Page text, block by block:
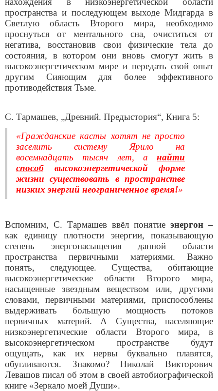
пространства и последующем выходе Мидгарда в
Светлую область Второго мира, необходимо
проснуться от ментального сна, очиститься от
негатива, восстановив свои физические тела до
состояния, в котором они вновь смогут жить в
высокоэнергетическом мире и передать свой опыт
другим Сияющим для более эффективного
противодействия Тьме.
С. Тармашев, „Древний. Предыстория“, Книга 5:
«Гражданские касты хотят не просто
заселить систему Ярило на
восемнадцать тысяч лет, а найти
способвысокоэнергетической форме
жизни существовать в пространстве
низких энергий неограниченное время!»
Вспомним, С. Тармашев ввёл понятие энергон –
как единицу плотности энергии, показывающую
степень энергонасыщения данной области
пространства первичными материями. Важно
понять, следующее. Существа, обитающие
высокоэнергетические области Второго мира,
насыщенные звездным веществом или, другими
словами, первичными материями, приспособлены
выдерживать большую мощность потоков
первичных материй. А Существа, населяющие
низкоэнергетические области Второго мира, в
высокоэнергетическом пространстве будут
ощущать, как их нервы буквально плавятся,
обугливаются. Знакомо? Николай Викторович
Левашов писал об этом в своей автобиографической
книге «Зеркало моей Души».